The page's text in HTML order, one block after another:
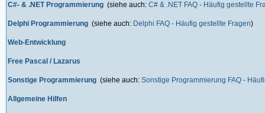
C#- & .NET Programmierung (siehe auch: C# & .NET FAQ - Häufig gestellte
Delphi Programmierung (siehe auch: Delphi FAQ - Häufig gestellte Fragen)
Web-Entwicklung
Free Pascal / Lazarus
Sonstige Programmierung (siehe auch: Sonstige Programmierung FAQ -
Allgemeine Hilfen